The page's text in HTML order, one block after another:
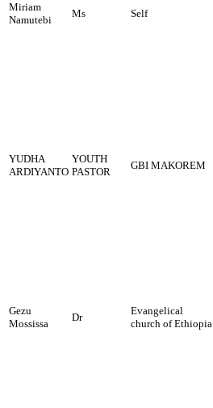
Miriam
Namutebi
Ms Self
YUDHA
ARDIYANTO
YOUTH
PASTOR
GBI MAKOREM
Gezu
Mossissa
Dr
Evangelical
church of Ethiopia